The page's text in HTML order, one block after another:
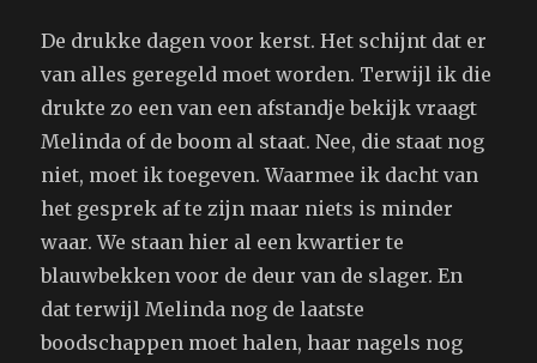
De drukke dagen voor kerst. Het schijnt dat er
van alles geregeld moet worden. Terwijl ik die
drukte zo een van een afstandje bekijk vraagt
Melinda of de boom al staat. Nee, die staat nog
niet, moet ik toegeven. Waarmee ik dacht van
het gesprek af te zijn maar niets is minder
waar. We staan hier al een kwartier te
blauwbekken voor de deur van de slager. En
dat terwijl Melinda nog de laatste
boodschappen moet halen, haar nagels nog